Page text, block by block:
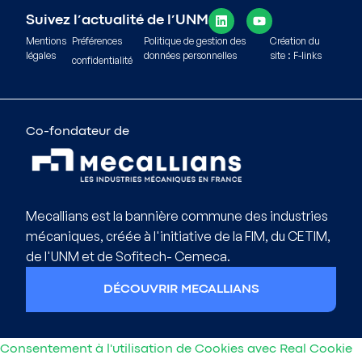
Suivez l’actualité de l’UNM
Mentions
légales
Préférences
confidentialité
Politique de gestion des
données personnelles
Création du
site : F-links
Co-fondateur de
Mecallians est la bannière commune des industries
mécaniques, créée à l'initiative de la FIM, du CETIM,
de l'UNM et de Sofitech- Cemeca.
DÉCOUVRIR MECALLIANS
Consentement à l'utilisation de Cookies avec Real Cookie